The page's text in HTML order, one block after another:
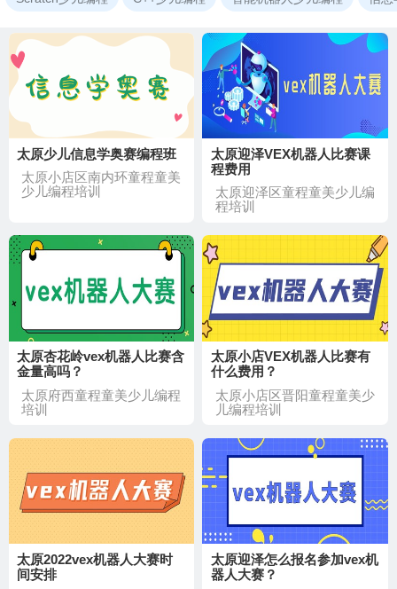
太原少儿信息学奥赛编程班
太原小店区南内环童程童美
少儿编程培训
太原迎泽VEX机器人比赛课
程费用
太原迎泽区童程童美少儿编
程培训
太原杏花岭vex机器人比赛含
金量高吗？
太原府西童程童美少儿编程
培训
太原小店VEX机器人比赛有
什么费用？
太原小店区晋阳童程童美少
儿编程培训
太原2022vex机器人大赛时
间安排
太原迎泽怎么报名参加vex机
器人大赛？